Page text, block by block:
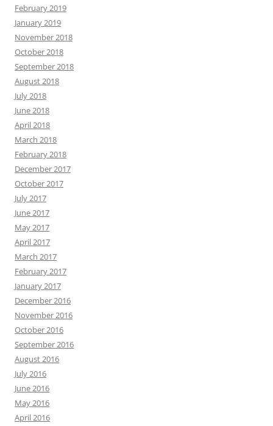
February 2019
January 2019
November 2018
October 2018
September 2018
August 2018
July 2018
June 2018
April 2018
March 2018
February 2018
December 2017
October 2017
July 2017
June 2017
May 2017
April 2017
March 2017
February 2017
January 2017
December 2016
November 2016
October 2016
September 2016
August 2016
July 2016
June 2016
May 2016
April 2016